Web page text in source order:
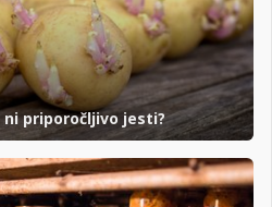
priporočljivo jesti?